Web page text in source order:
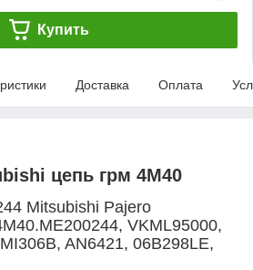
Купить
Доставка Оплата
цепь грм 4M40
Mitsubishi Pajero
VKML95000,
AN6421, 06B298LE,